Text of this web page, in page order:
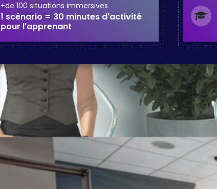
+de 100 situations immersives
1 scénario = 30 minutes d'activité
pour l'apprenant